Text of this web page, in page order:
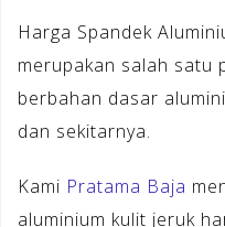
Harga Spandek
merupakan salah satu
berbahan dasar
dan sekitarnya.
Kami Pratama Baja
aluminium kulit jeruk